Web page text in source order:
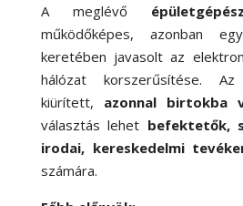
A meglévő
működőképes, azonban
keretében javasolt az
hálózat korszerűsítése.
kiürített, azonnal birtokba
választás lehet befektetők,
irodai, kereskedelmi
számára.